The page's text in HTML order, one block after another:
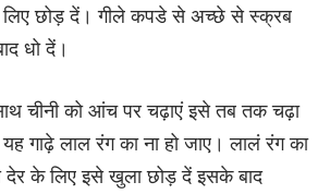
छोड़ दें। गीले कपडे से अच्छे से स्क्रब
धो दें।
चीनी को आंच पर चढ़ाएं इसे तब तक चढ़ा
गाढ़े लाल रंग का ना हो जाए। लालं रंग का
देर के लिए इसे खुला छोड़ दें इसके बाद